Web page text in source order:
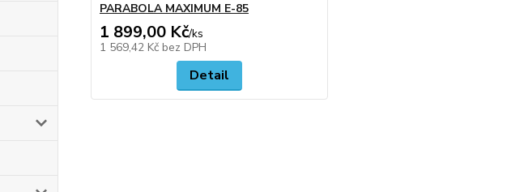
PARABOLA MAXIMUM E-85
1 899,00 Kč/ks
1 569,42 Kč bez DPH
Detail